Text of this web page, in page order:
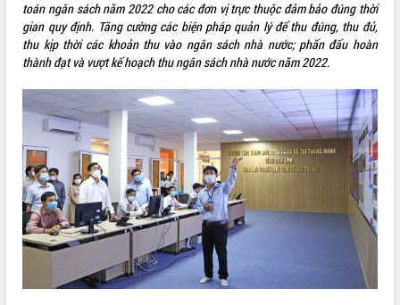
Khám bệnh, cấp phát thuốc miễn phí
và tặng quà người dân xã Cư Pui
Hội nghị UBND tỉnh Đắk Lắk thường kỳ
Lễ truy tặng danh hiệu “Bà Mẹ Việt
Nam Anh hùng” và trao Huân chương
Lao động
UBND tỉnh Đắk Lắk triển khai nhiệm
vụ 6 tháng cuối năm 2026
Kỳ họp thứ Hai, Hội đồng nhân dân
tỉnh khóa XI quyết nghị nhiều nội dung
quan trọng
Bí thư Tỉnh ủy Lương Nguyễn Minh
Triết thăm, tặng quà người có công với
ALBUM ẢNH
toán ngân sách năm 2022 cho các đơn vị trực thuộc đảm bảo đúng thời
gian quy định. Tăng cường các biện pháp quản lý để thu đúng, thu đủ,
thu kịp thời các khoản thu vào ngân sách nhà nước; phấn đấu hoàn
thành đạt và vượt kế hoạch thu ngân sách nhà nước năm 2022.